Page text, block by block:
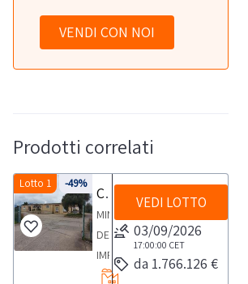
VENDI CON NOI
Prodotti correlati
-49%
Lotto 1
Cessione del compendio aziendale dedito alle attività nel settore dei prodotti ortofrutticoli
MINISTERO
DELLE
IMPRESE
E
VEDI LOTTO
03/09/2026
17:00:00 CET
da 1.766.126 €